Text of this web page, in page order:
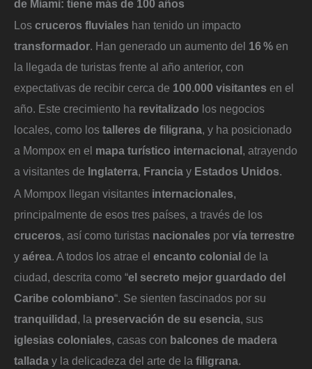
de Miami: tiene más de 100 años
Los cruceros fluviales han tenido un impacto
transformador. Han generado un aumento del 16 % en
la llegada de turistas frente al año anterior, con
expectativas de recibir cerca de 100.000 visitantes en el
año. Este crecimiento ha revitalizado los negocios
locales, como los talleres de filigrana, y ha posicionado
a Mompox en el mapa turístico internacional, atrayendo
a visitantes de Inglaterra, Francia y Estados Unidos.
A Mompox llegan visitantes internacionales,
principalmente de esos tres países, a través de los
cruceros, así como turistas nacionales por vía terrestre
y aérea. A todos los atrae el encanto colonial de la
ciudad, descrita como “el secreto mejor guardado del
Caribe colombiano“. Se sienten fascinados por su
tranquilidad, la preservación de su esencia, sus
iglesias coloniales, casas con balcones de madera
tallada y la delicadeza del arte de la filigrana.